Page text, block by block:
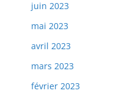
juin 2023
mai 2023
avril 2023
mars 2023
février 2023